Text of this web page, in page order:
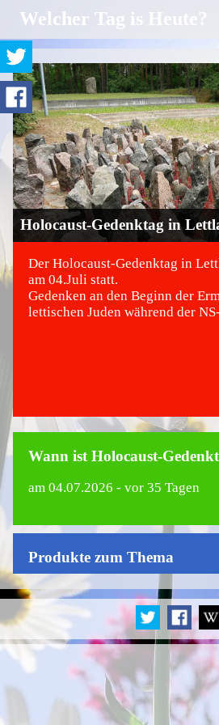
Welcher Tag is Heute?
Holocaust-Gedenktag in
©
Der Holocaust-Gedenktag in
am 04.Juli statt.
Gedenken an den Beginn der
lettischen Juden während der
Wann ist Holocaust-
am 04.07.2026 - vor 35 Tagen
Produkte zum Thema